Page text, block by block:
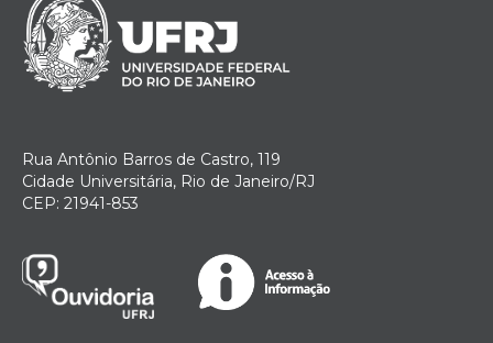
Rua Antônio Barros de Castro, 119
Cidade Universitária, Rio de Janeiro/RJ
CEP: 21941-853